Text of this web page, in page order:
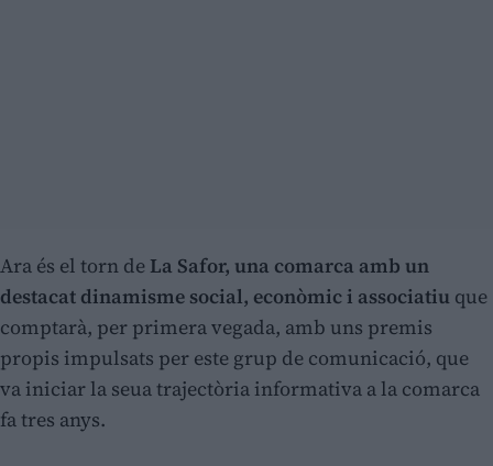
Ara és el torn de La Safor, una comarca amb un
destacat dinamisme social, econòmic i associatiu que
comptarà, per primera vegada, amb uns premis
propis impulsats per este grup de comunicació, que
va iniciar la seua trajectòria informativa a la comarca
fa tres anys.